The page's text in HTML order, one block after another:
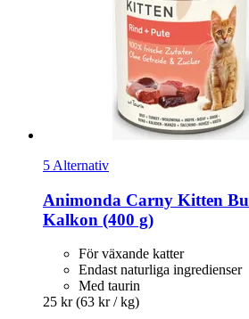
5 Alternativ
Animonda Carny Kitten
Kalkon (400 g)
För växande katter
Endast naturliga ingredienser
Med taurin
25 kr (63 kr / kg)